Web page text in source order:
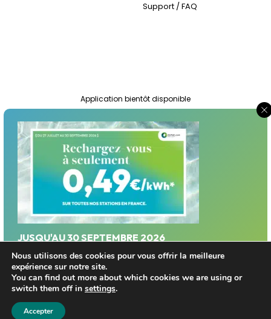
Support / FAQ
Application bientôt disponible
Suivez-nous :
Mentions légales
Politique de Protection des Données Personnelles
JUSQU'AU 30 SEPTEMBRE 2026
Profitez d'un tarif privilégié sur le réseau Dream
Energy!
Nous utilisons des cookies pour vous offrir la meilleure
expérience sur notre site.
You can find out more about which cookies we are using or
switch them off in settings.
Accepter